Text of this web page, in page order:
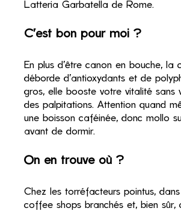
Latteria Garbatella de Rome.
C’est bon pour moi ?
En plus d’être canon en bouche, la
déborde d’antioxydants et de
gros, elle booste votre vitalité sans
des palpitations. Attention quand
une boisson caféinée, donc mollo
avant de dormir.
On en trouve où ?
Chez les torréfacteurs pointus,
coffee shops branchés et, bien sûr,